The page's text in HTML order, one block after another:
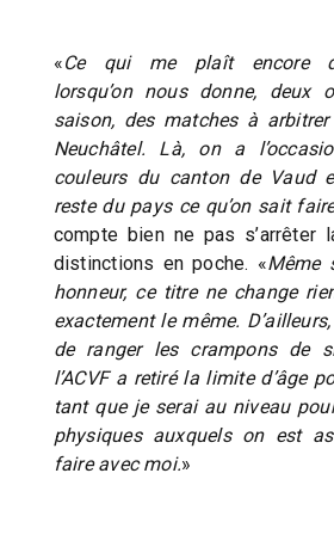
«Ce qui me plaît encore
lorsqu’on nous donne,
saison, des matches à
Neuchâtel. Là, on a
couleurs du canton de Vaud
reste du pays ce qu’on sait
compte bien ne pas s’arrêter
distinctions en poche. «Même
honneur, ce titre ne change
exactement le même.
de ranger les crampons de
l’ACVF a retiré la limite d’âge
tant que je serai au niveau
physiques auxquels on est
faire avec moi.»